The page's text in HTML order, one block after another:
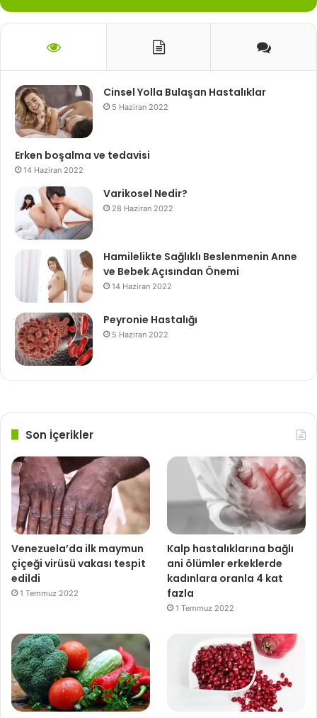
Cinsel Yolla Bulaşan Hastalıklar
5 Haziran 2022
Erken boşalma ve tedavisi
14 Haziran 2022
Varikosel Nedir?
28 Haziran 2022
Hamilelikte Sağlıklı Beslenmenin Anne
ve Bebek Açısından Önemi
14 Haziran 2022
Peyronie Hastalığı
5 Haziran 2022
Son İçerikler
Venezuela’da ilk maymun
çiçeği virüsü vakası tespit
edildi
1 Temmuz 2022
Kalp hastalıklarına bağlı
ani ölümler erkeklerde
kadınlara oranla 4 kat
fazla
1 Temmuz 2022